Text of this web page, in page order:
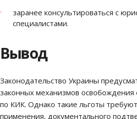
заранее консультироваться с
специалистами.
Вывод
Законодательство Украины
законных механизмов освобождения
по КИК. Однако такие льготы
применения, документального